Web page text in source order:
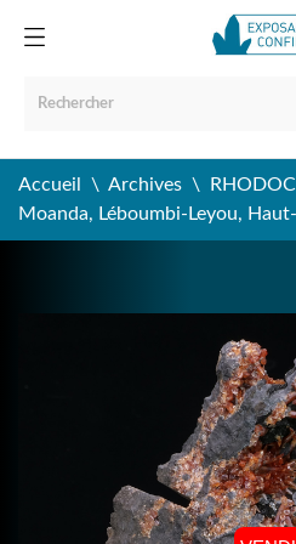
Accueil Archives
Moanda, Léboumbi-Leyou,